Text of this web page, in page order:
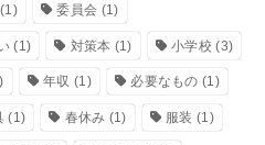
(1) 委員会 (1)
(1) 対策本 (1) 小学校 (3)
年収 (1) 必要なもの (1)
(1) 春休み (1) 服装 (1)